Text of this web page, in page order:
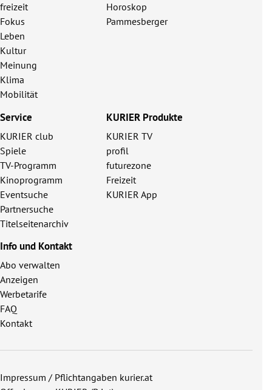
freizeit
Fokus
Leben
Kultur
Meinung
Klima
Mobilität
Horoskop
Pammesberger
Service
KURIER club
Spiele
TV-Programm
Kinoprogramm
Eventsuche
Partnersuche
Titelseitenarchiv
KURIER Produkte
KURIER TV
profil
futurezone
Freizeit
KURIER App
Info und Kontakt
Abo verwalten
Anzeigen
Werbetarife
FAQ
Kontakt
Impressum / Pflichtangaben kurier.at